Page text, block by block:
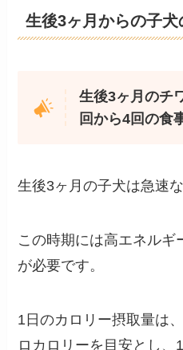
生後3ヶ月からの子
生後3ヶ月のチ
回から4回の食
生後3ヶ月の子犬は急速
この時期には高エネルギ
が必要です。
1日のカロリー摂取量は
ロカロリーを目安とし、